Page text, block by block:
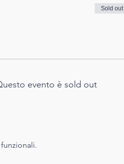
Sold out
evento è sold out